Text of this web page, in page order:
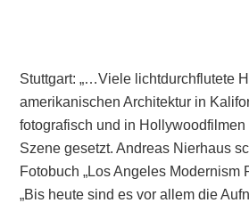
Stuttgart: „…Viele lichtdurchflutete
amerikanischen Architektur in
fotografisch und in Hollywoodfilmen
Szene gesetzt. An­dreas Nierhaus
Fotobuch „Los Angeles Modernism
„Bis heute sind es vor allem die